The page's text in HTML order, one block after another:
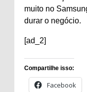
muito no
durar o negócio.
[ad_2]
Compartilhe isso:
Facebook